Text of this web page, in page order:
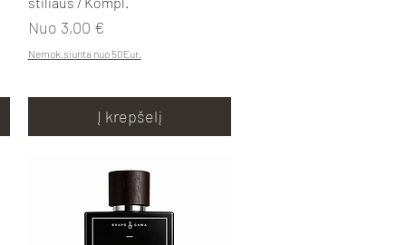
Nuo 3,00 €
Pardavimo kaina
Nemok.siunta nuo 50Eur.
Į krepšelį